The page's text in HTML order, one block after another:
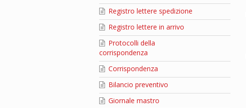
Registro lettere spedizione
Registro lettere in arrivo
Protocolli della
corrispondenza
Corrispondenza
Bilancio preventivo
Giornale mastro